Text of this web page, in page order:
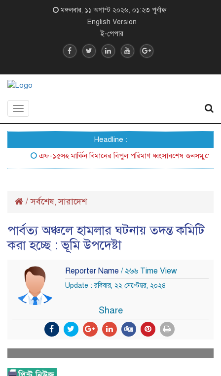
মঙ্গলবার, ১১ অগাস্ট ২০২৬, ০১:২৩ পূর্বাহ্ন
English Version
ই-পেপার
Toggle
Headline :
এফ-১৫সহ মার্কিন বিমানের বিপুল পরিমাণ ধ্বংসাবশেষ জনসম্মুখে আনল
/সর্বশেষ,সারাদেশ
পার্বত্য অঞ্চলে হামলার ঘটনায় তদন্ত কমিটি
করা হচ্ছে : ভূমি উপদেষ্টা
Reporter Name / ২৬৬ Time View
Update : রবিবার, ২২ সেপ্টেম্বর, ২০২৪
Share